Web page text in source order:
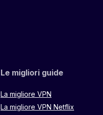
Le migliori guide
La migliore VPN
La migliore VPN Netflix